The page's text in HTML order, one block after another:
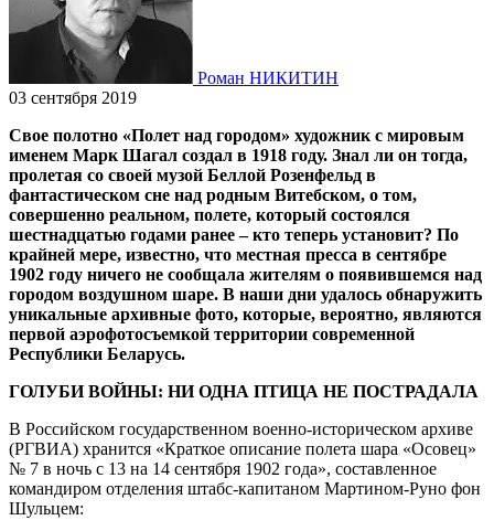
Роман НИКИТИН
03 сентября 2019
Свое полотно «Полет над городом» художник с мировым
именем Марк Шагал создал в 1918 году. Знал ли он тогда,
пролетая со своей музой Беллой Розенфельд в
фантастическом сне над родным Витебском, о том,
совершенно реальном, полете, который состоялся
шестнадцатью годами ранее – кто теперь установит? По
крайней мере, известно, что местная пресса в сентябре
1902 году ничего не сообщала жителям о появившемся над
городом воздушном шаре. В наши дни удалось обнаружить
уникальные архивные фото, которые, вероятно, являются
первой аэрофотосъемкой территории современной
Республики Беларусь.
ГОЛУБИ ВОЙНЫ: НИ ОДНА ПТИЦА НЕ ПОСТРАДАЛА
В Российском государственном военно-историческом архиве
(РГВИА) хранится «Краткое описание полета шара «Осовец»
№ 7 в ночь с 13 на 14 сентября 1902 года», составленное
командиром отделения штабс-капитаном Мартином-Руно фон
Шульцем: